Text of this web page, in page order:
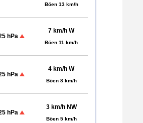
Böen 13 km/h
hPa
7 km/h W
Böen 11 km/h
hPa
4 km/h W
Böen 8 km/h
hPa
3 km/h NW
Böen 5 km/h